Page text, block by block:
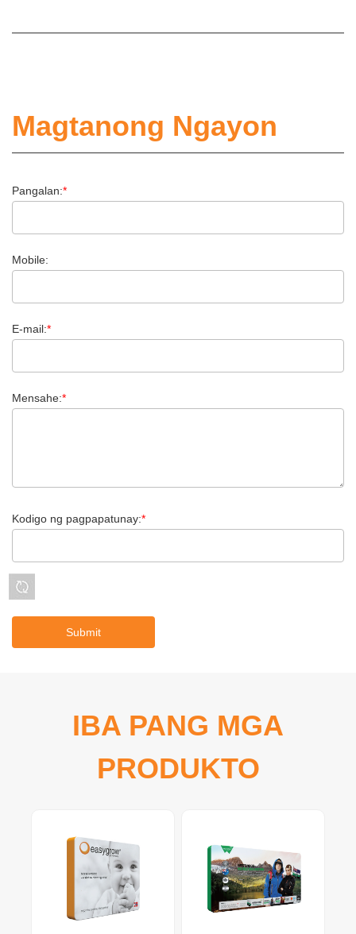
Magtanong Ngayon
Pangalan:*
Mobile:
E-mail:*
Mensahe:*
Kodigo ng pagpapatunay:*
IBA PANG MGA
PRODUKTO